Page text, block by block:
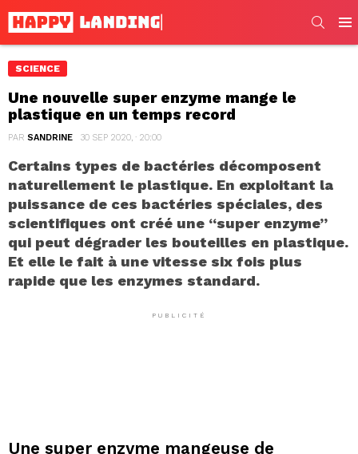
SCIENCE
Une nouvelle super enzyme mange le
plastique en un temps record
PAR SANDRINE 30 SEP 2020, · 20:00
Certains types de bactéries décomposent
naturellement le plastique. En exploitant la
puissance de ces bactéries spéciales, des
scientifiques ont créé une “super enzyme”
qui peut dégrader les bouteilles en plastique.
Et elle le fait à une vitesse six fois plus
rapide que les enzymes standard.
PUBLICITÉ
Une super enzyme mangeuse de